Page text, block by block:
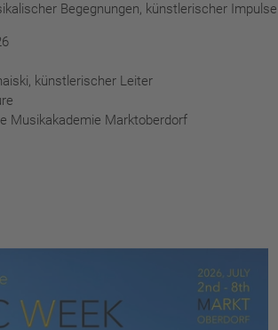
Begegnungen, künstlerischer
künstlerischer Leiter
Musikakademie Marktoberdorf